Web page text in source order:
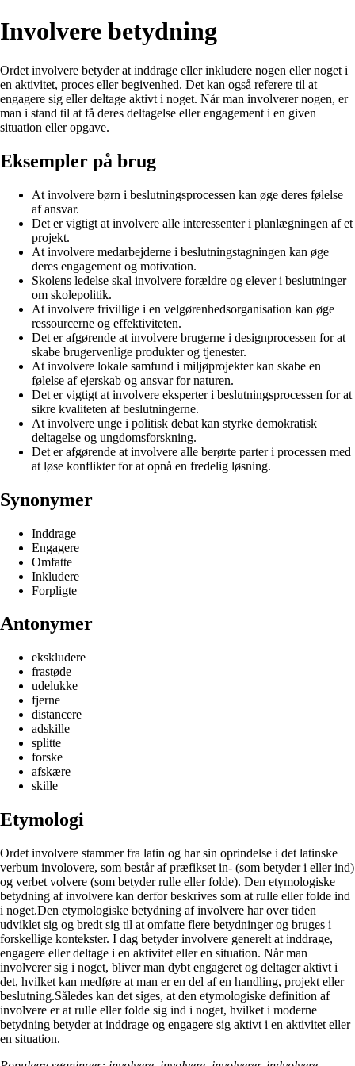
Involvere betydning
Ordet involvere betyder at inddrage eller inkludere nogen eller noget i
en aktivitet, proces eller begivenhed. Det kan også referere til at
engagere sig eller deltage aktivt i noget. Når man involverer nogen, er
man i stand til at få deres deltagelse eller engagement i en given
situation eller opgave.
Eksempler på brug
At involvere børn i beslutningsprocessen kan øge deres følelse
af ansvar.
Det er vigtigt at involvere alle interessenter i planlægningen af ​​et
projekt.
At involvere medarbejderne i beslutningstagningen kan øge
deres engagement og motivation.
Skolens ledelse skal involvere forældre og elever i beslutninger
om skolepolitik.
At involvere frivillige i en velgørenhedsorganisation kan øge
ressourcerne og effektiviteten.
Det er afgørende at involvere brugerne i designprocessen for at
skabe brugervenlige produkter og tjenester.
At involvere lokale samfund i miljøprojekter kan skabe en
følelse af ejerskab og ansvar for naturen.
Det er vigtigt at involvere eksperter i beslutningsprocessen for at
sikre kvaliteten af ​​beslutningerne.
At involvere unge i politisk debat kan styrke demokratisk
deltagelse og ungdomsforskning.
Det er afgørende at involvere alle berørte parter i processen med
at løse konflikter for at opnå en fredelig løsning.
Synonymer
Inddrage
Engagere
Omfatte
Inkludere
Forpligte
Antonymer
ekskludere
frastøde
udelukke
fjerne
distancere
adskille
splitte
forske
afskære
skille
Etymologi
Ordet involvere stammer fra latin og har sin oprindelse i det latinske
verbum involovere, som består af præfikset in- (som betyder i eller ind)
og verbet volvere (som betyder rulle eller folde). Den etymologiske
betydning af involvere kan derfor beskrives som at rulle eller folde ind
i noget.Den etymologiske betydning af involvere har over tiden
udviklet sig og bredt sig til at omfatte flere betydninger og bruges i
forskellige kontekster. I dag betyder involvere generelt at inddrage,
engagere eller deltage i en aktivitet eller en situation. Når man
involverer sig i noget, bliver man dybt engageret og deltager aktivt i
det, hvilket kan medføre at man er en del af en handling, projekt eller
beslutning.Således kan det siges, at den etymologiske definition af
involvere er at rulle eller folde sig ind i noget, hvilket i moderne
betydning betyder at inddrage og engagere sig aktivt i en aktivitet eller
en situation.